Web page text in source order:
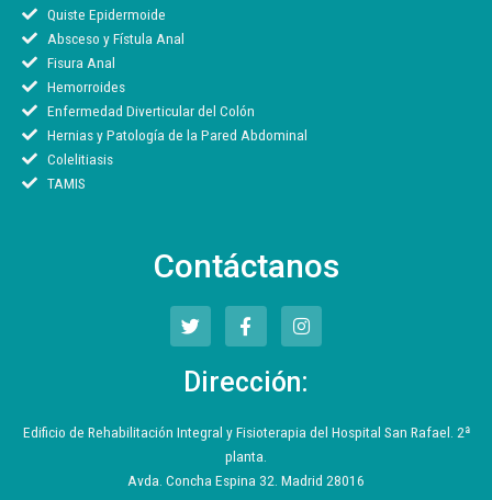
Quiste Epidermoide
Absceso y Fístula Anal
Fisura Anal
Hemorroides
Enfermedad Diverticular del Colón
Hernias y Patología de la Pared Abdominal
Colelitiasis
TAMIS
Contáctanos
T
w
i
t
t
r
F
a
c
b
o
k
-
f
I
n
s
a
r
a
Dirección:
Edificio de Rehabilitación Integral y Fisioterapia del Hospital San Rafael. 2ª
planta.
Avda. Concha Espina 32. Madrid 28016